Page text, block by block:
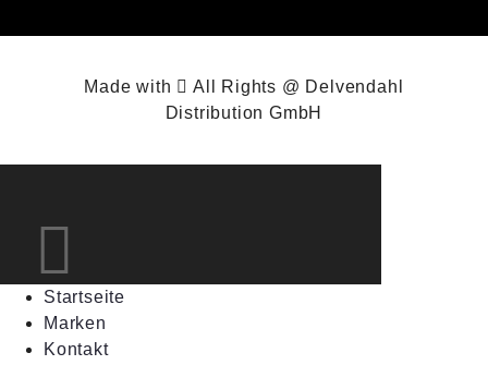
Made with
All Rights @ Delvendahl
Distribution GmbH
Startseite
Marken
Kontakt